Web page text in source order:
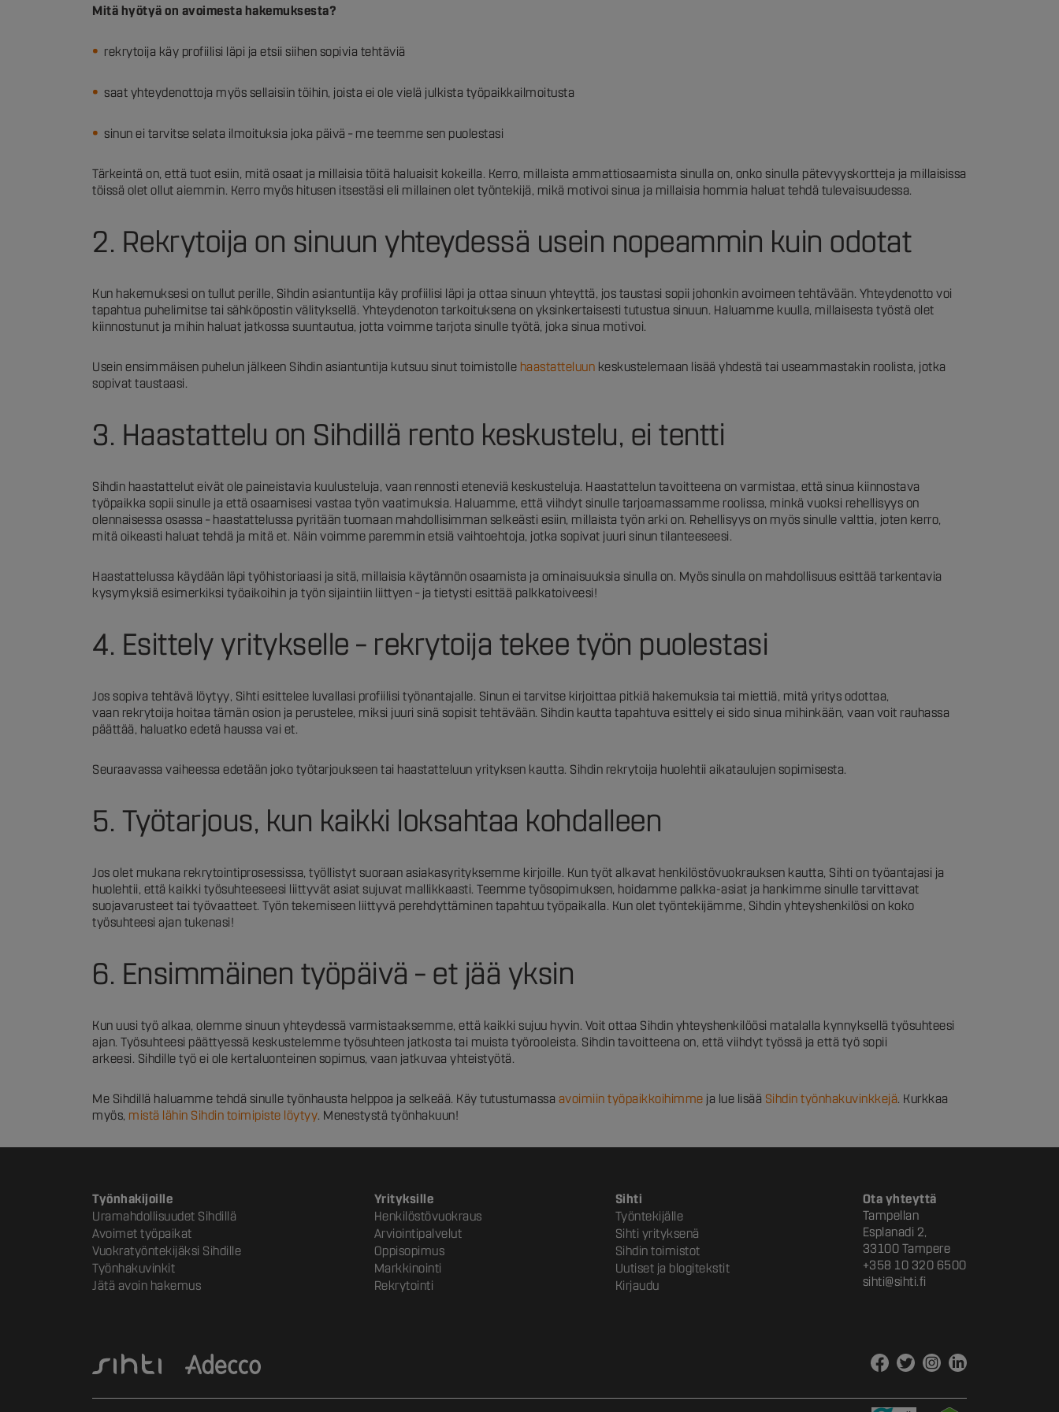
Mitä hyötyä on avoimesta hakemuksesta?
rekrytoija käy profiilisi läpi ja etsii siihen sopivia tehtäviä
saat yhteydenottoja myös sellaisiin töihin, joista ei ole vielä julkista työpaikkailmoitusta
sinun ei tarvitse selata ilmoituksia joka päivä – me teemme sen puolestasi
Tärkeintä on, että tuot esiin, mitä osaat ja millaisia töitä haluaisit kokeilla. Kerro, millaista ammattiosaamista sinulla on, onko sinulla pätevyyskortteja ja millaisissa
töissä olet ollut aiemmin. Kerro myös hitusen itsestäsi eli millainen olet työntekijä, mikä motivoi sinua ja millaisia hommia haluat tehdä tulevaisuudessa.
2. Rekrytoija on sinuun yhteydessä usein nopeammin kuin odotat
Kun hakemuksesi on tullut perille, Sihdin asiantuntija käy profiilisi läpi ja ottaa sinuun yhteyttä, jos taustasi sopii johonkin avoimeen tehtävään. Yhteydenotto voi
tapahtua puhelimitse tai sähköpostin välityksellä. Yhteydenoton tarkoituksena on yksinkertaisesti tutustua sinuun. Haluamme kuulla, millaisesta työstä olet
kiinnostunut ja mihin haluat jatkossa suuntautua, jotta voimme tarjota sinulle työtä, joka sinua motivoi.
Usein ensimmäisen puhelun jälkeen Sihdin asiantuntija kutsuu sinut toimistolle haastatteluun keskustelemaan lisää yhdestä tai useammastakin roolista, jotka
sopivat taustaasi.
3. Haastattelu on Sihdillä rento keskustelu, ei tentti
Sihdin haastattelut eivät ole paineistavia kuulusteluja, vaan rennosti eteneviä keskusteluja. Haastattelun tavoitteena on varmistaa, että sinua kiinnostava
työpaikka sopii sinulle ja että osaamisesi vastaa työn vaatimuksia. Haluamme, että viihdyt sinulle tarjoamassamme roolissa, minkä vuoksi rehellisyys on
olennaisessa osassa – haastattelussa pyritään tuomaan mahdollisimman selkeästi esiin, millaista työn arki on. Rehellisyys on myös sinulle valttia, joten kerro,
mitä oikeasti haluat tehdä ja mitä et. Näin voimme paremmin etsiä vaihtoehtoja, jotka sopivat juuri sinun tilanteeseesi.
Haastattelussa käydään läpi työhistoriaasi ja sitä, millaisia käytännön osaamista ja ominaisuuksia sinulla on. Myös sinulla on mahdollisuus esittää tarkentavia
kysymyksiä esimerkiksi työaikoihin ja työn sijaintiin liittyen – ja tietysti esittää palkkatoiveesi!
4. Esittely yritykselle – rekrytoija tekee työn puolestasi
Jos sopiva tehtävä löytyy, Sihti esittelee luvallasi profiilisi työnantajalle. Sinun ei tarvitse kirjoittaa pitkiä hakemuksia tai miettiä, mitä yritys odottaa,
vaan rekrytoija hoitaa tämän osion ja perustelee, miksi juuri sinä sopisit tehtävään. Sihdin kautta tapahtuva esittely ei sido sinua mihinkään, vaan voit rauhassa
päättää, haluatko edetä haussa vai et.
Seuraavassa vaiheessa edetään joko työtarjoukseen tai haastatteluun yrityksen kautta. Sihdin rekrytoija huolehtii aikataulujen sopimisesta.
5. Työtarjous, kun kaikki loksahtaa kohdalleen
Jos olet mukana rekrytointiprosessissa, työllistyt suoraan asiakasyrityksemme kirjoille. Kun työt alkavat henkilöstövuokrauksen kautta, Sihti on työantajasi ja
huolehtii, että kaikki työsuhteeseesi liittyvät asiat sujuvat mallikkaasti. Teemme työsopimuksen, hoidamme palkka-asiat ja hankimme sinulle tarvittavat
suojavarusteet tai työvaatteet. Työn tekemiseen liittyvä perehdyttäminen tapahtuu työpaikalla. Kun olet työntekijämme, Sihdin yhteyshenkilösi on koko
työsuhteesi ajan tukenasi!
6. Ensimmäinen työpäivä – et jää yksin
Kun uusi työ alkaa, olemme sinuun yhteydessä varmistaaksemme, että kaikki sujuu hyvin. Voit ottaa Sihdin yhteyshenkilöösi matalalla kynnyksellä työsuhteesi
ajan. Työsuhteesi päättyessä keskustelemme työsuhteen jatkosta tai muista työrooleista. Sihdin tavoitteena on, että viihdyt työssä ja että työ sopii
arkeesi. Sihdille työ ei ole kertaluonteinen sopimus, vaan jatkuvaa yhteistyötä.
Me Sihdillä haluamme tehdä sinulle työnhausta helppoa ja selkeää. Käy tutustumassa avoimiin työpaikkoihimme ja lue lisää Sihdin työnhakuvinkkejä. Kurkkaa
myös, mistä lähin Sihdin toimipiste löytyy. Menestystä työnhakuun!
Työnhakijoille
Uramahdollisuudet Sihdillä
Avoimet työpaikat
Vuokratyöntekijäksi Sihdille
Työnhakuvinkit
Jätä avoin hakemus
Yrityksille
Henkilöstövuokraus
Arviointipalvelut
Oppisopimus
Markkinointi
Rekrytointi
Sihti
Työntekijälle
Sihti yrityksenä
Sihdin toimistot
Uutiset ja blogitekstit
Kirjaudu
Ota yhteyttä
Tampellan
Esplanadi 2,
33100 Tampere
+358 10 320 6500
sihti@sihti.fi